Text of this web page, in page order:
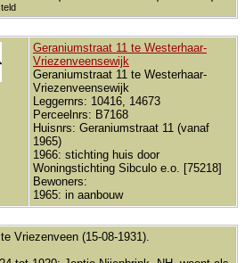
Geraniumstraat 11 te Westerhaar-
Vriezenveensewijk
Geraniumstraat 11 te Westerhaar-
Vriezenveensewijk
Leggernrs: 10416, 14673
Perceelnrs: B7168
Huisnrs: Geraniumstraat 11 (vanaf
1965)
1966: stichting huis door
Woningstichting Sibculo e.o. [75218]
Bewoners:
1965: in aanbouw
Vriezenveen (15-08-1931).